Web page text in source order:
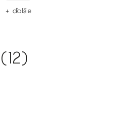
+ ďalšie